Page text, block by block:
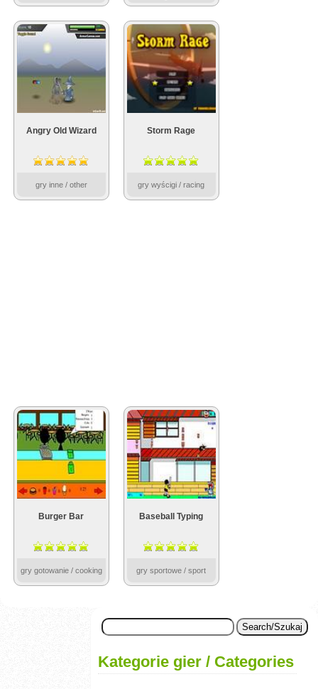
Angry Old Wizard
gry inne / other
Storm Rage
gry wyścigi / racing
Burger Bar
gry gotowanie / cooking
Baseball Typing
gry sportowe / sport
Kategorie gier / Categories